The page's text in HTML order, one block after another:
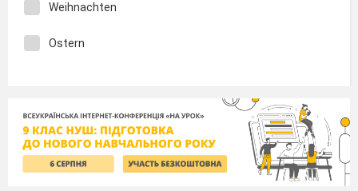
Weihnachten
Ostern